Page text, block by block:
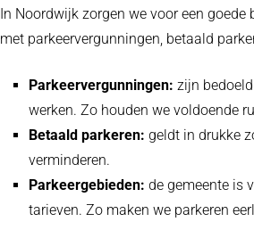
In Noordwijk zorgen we voor een
met parkeervergunningen, betaald
Parkeervergunningen: zijn
werken. Zo houden we voldoende
Betaald parkeren: geldt in drukke
verminderen.
Parkeergebieden: de gemeente is
tarieven. Zo maken we parkeren